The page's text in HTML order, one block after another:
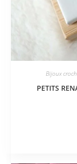
Bijoux
PETITS